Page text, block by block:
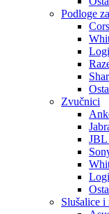
Podloge
Zvučnici
JBL
Slušalice